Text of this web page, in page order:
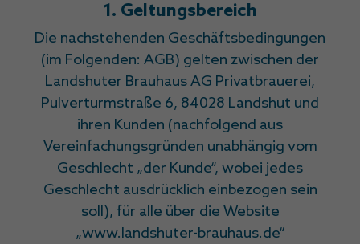
1. Geltungsbereich
Die nachstehenden Geschäftsbedingungen
(im Folgenden: AGB) gelten zwischen der
Landshuter Brauhaus AG Privatbrauerei,
Pulverturmstraße 6, 84028 Landshut und
ihren Kunden (nachfolgend aus
Vereinfachungsgründen unabhängig vom
Geschlecht „der Kunde“, wobei jedes
Geschlecht ausdrücklich einbezogen sein
soll), für alle über die Website
„www.landshuter-brauhaus.de“